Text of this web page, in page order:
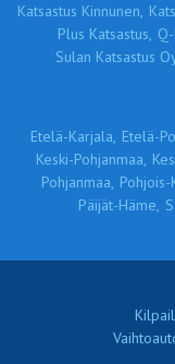
Katsastus Kinnunen,
Plus Katsastus,
Sulan Katsastus
Etelä-Karjala, Etelä-
Keski-Pohjanmaa,
Pohjanmaa, Pohjois-
Päijät-Häme,